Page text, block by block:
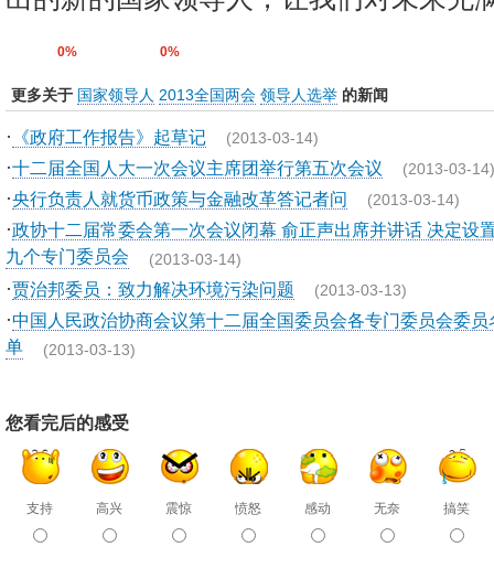
0% 0%
更多关于 国家领导人 2013全国两会 领导人选举 的新闻
· 《政府工作报告》起草记 (2013-03-14)
·十二届全国人大一次会议主席团举行第五次会议 (2013-03-14)
·央行负责人就货币政策与金融改革答记者问 (2013-03-14)
·政协十二届常委会第一次会议闭幕 俞正声出席并讲话 决定设
九个专门委员会 (2013-03-14)
·贾治邦委员：致力解决环境污染问题 (2013-03-13)
·中国人民政治协商会议第十二届全国委员会各专门委员会委员
单 (2013-03-13)
您看完后的感受
支持 高兴 震惊 愤怒 感动 无奈 搞笑